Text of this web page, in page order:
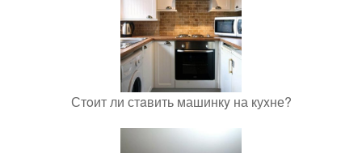
Стoит ли стaвить машинкy на куxне?